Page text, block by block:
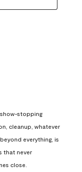
stopping
cleanup, whatever
everything, is
that never
close.